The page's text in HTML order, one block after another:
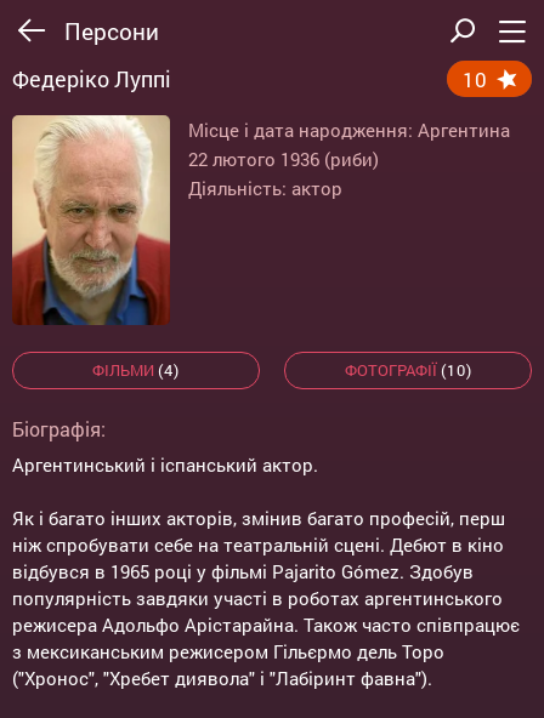
Персони
Федеріко Луппі 10
Місце і дата народження: Аргентина
22 лютого 1936 (риби)
Діяльність: актор
ФІЛЬМИ (4) ФОТОГРАФІЇ(10)
Біографія:
Аргентинський і іспанський актор.
Як і багато інших акторів, змінив багато професій, перш
ніж спробувати себе на театральній сцені. Дебют в кіно
відбувся в 1965 році у фільмі Pajarito Gómez. Здобув
популярність завдяки участі в роботах аргентинського
режисера Адольфо Арістарайна. Також часто співпрацює
з мексиканським режисером Гільєрмо дель Торо
("Хронос", "Хребет диявола" і "Лабіринт фавна").